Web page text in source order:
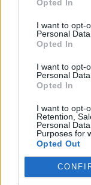
Opted In
I want to opt-
Personal Data.
Opted In
I want to opt-
Personal
Opted In
I want to opt-
Retention,
Personal
Purposes for
Opted Out